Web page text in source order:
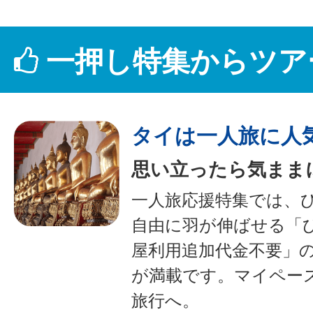
一押し特集からツ
タイは一人旅に人
思い立ったら気まま
一人旅応援特集では、
自由に羽が伸ばせる「
屋利用追加代金不要」
が満載です。マイペー
旅行へ。